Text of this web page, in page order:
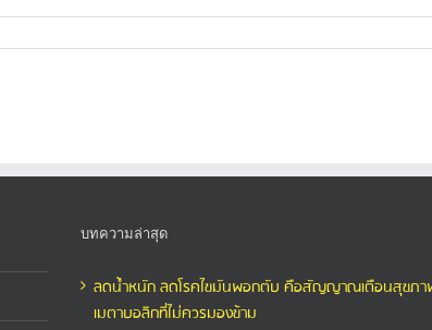
บทความล่าสุด
ลดน้ำหนัก ลดโรคไขมันพอกตับ คือสัญญาณเตือนสุขภ
เมตาบอลิกที่ไม่ควรมองข้าม